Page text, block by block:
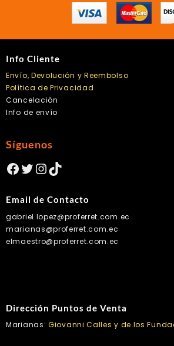
Info Cliente
Envío, Devolución y Reembolso
Política de Privacidad
Cancelación
Info de envío
Síguenos
Facebook
Twitter
Instagram
TikTok
Email de Contacto
gabriel.lopez@proferret.com.ec
marianas@proferret.com.ec
elmaestro@proferret.com.ec
Dirección Puntos de Venta
Marianas: Giovanni Calles y de los